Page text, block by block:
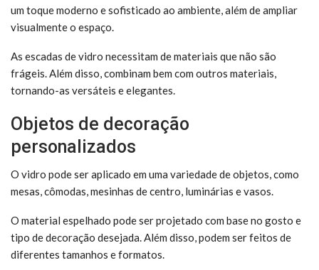
um toque moderno e sofisticado ao ambiente, além de ampliar
visualmente o espaço.
As escadas de vidro necessitam de materiais que não são
frágeis. Além disso, combinam bem com outros materiais,
tornando-as versáteis e elegantes.
Objetos de decoração
personalizados
O vidro pode ser aplicado em uma variedade de objetos, como
mesas, cômodas, mesinhas de centro, luminárias e vasos.
O material espelhado pode ser projetado com base no gosto e
tipo de decoração desejada. Além disso, podem ser feitos de
diferentes tamanhos e formatos.